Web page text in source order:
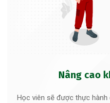
Nâng cao
Học viên sẽ được thực